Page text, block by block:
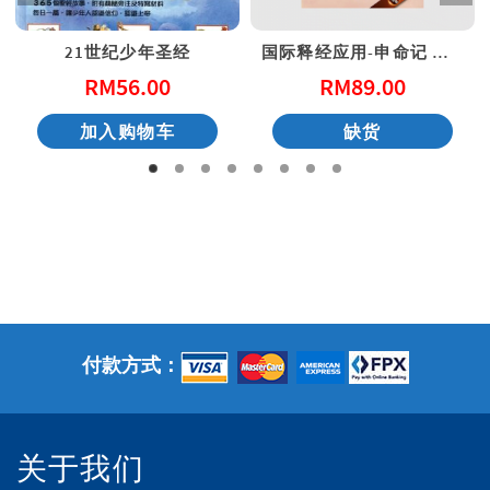
21世纪少年圣经
RM56.00
加入购物车
国际释经应用-申命记 上（简体）
RM89.00
缺货
付款方式：
关于我们